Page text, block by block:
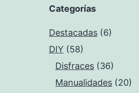
Categorías
Destacadas (6)
DIY (58)
Disfraces (36)
Manualidades (20)